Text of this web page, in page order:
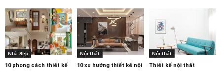
Nhà đẹp
10 phong cách thiết kế
Nội thất
10 xu hướng thiết kế nội
Nội thất
Thiết kế nội thất